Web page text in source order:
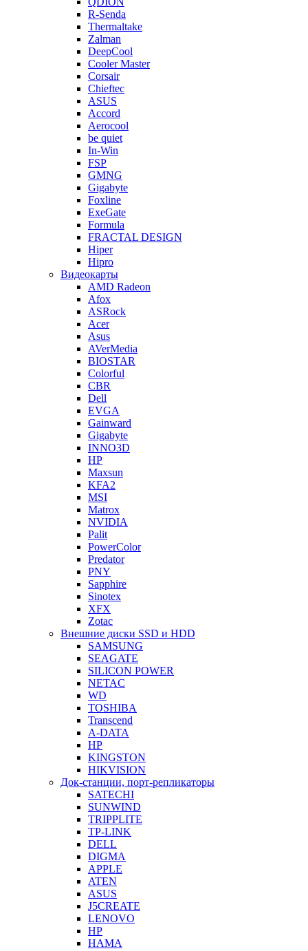
R-Senda
Thermaltake
Zalman
DeepCool
Cooler Master
Corsair
Chieftec
ASUS
Accord
Aerocool
be quiet
In-Win
FSP
GMNG
Gigabyte
Foxline
ExeGate
Formula
FRACTAL DESIGN
Hiper
Hipro
Видеокарты
AMD Radeon
Afox
ASRock
Acer
Asus
AVerMedia
BIOSTAR
Colorful
CBR
Dell
EVGA
Gainward
Gigabyte
INNO3D
HP
Maxsun
KFA2
MSI
Matrox
NVIDIA
Palit
PowerColor
Predator
PNY
Sapphire
Sinotex
XFX
Zotac
Внешние диски SSD и HDD
SAMSUNG
SEAGATE
SILICON POWER
NETAC
WD
TOSHIBA
Transcend
A-DATA
HP
KINGSTON
HIKVISION
Док-станции, порт-репликаторы
SATECHI
SUNWIND
TRIPPLITE
TP-LINK
DELL
DIGMA
APPLE
ATEN
ASUS
J5CREATE
LENOVO
HP
HAMA